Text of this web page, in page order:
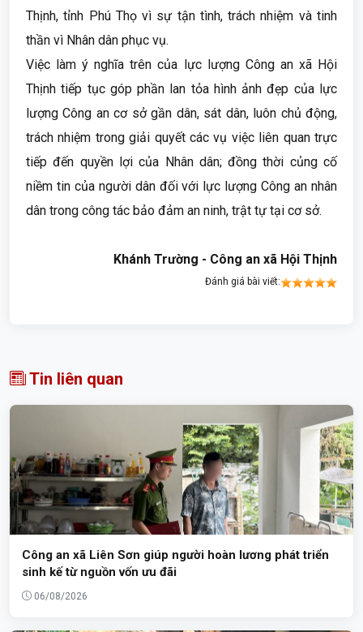
Thịnh, tỉnh Phú Thọ vì sự tận tình, trách nhiệm và tinh
thần vì Nhân dân phục vụ.
Việc làm ý nghĩa trên của lực lượng Công an xã Hội
Thịnh tiếp tục góp phần lan tỏa hình ảnh đẹp của lực
lượng Công an cơ sở gần dân, sát dân, luôn chủ động,
trách nhiệm trong giải quyết các vụ việc liên quan trực
tiếp đến quyền lợi của Nhân dân; đồng thời củng cố
niềm tin của người dân đối với lực lượng Công an nhân
dân trong công tác bảo đảm an ninh, trật tự tại cơ sở.
Khánh Trường - Công an xã Hội Thịnh
Đánh giá bài viết:
Tin liên quan
Công an xã Liên Sơn giúp người hoàn lương phát triển
sinh kế từ nguồn vốn ưu đãi
06/08/2026